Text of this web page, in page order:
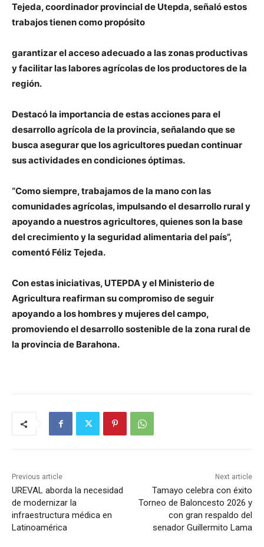
Tejeda, coordinador provincial de Utepda, señaló estos
trabajos tienen como propósito
garantizar el acceso adecuado a las zonas productivas
y facilitar las labores agrícolas de los productores de la
región.
Destacó la importancia de estas acciones para el
desarrollo agrícola de la provincia, señalando que se
busca asegurar que los agricultores puedan continuar
sus actividades en condiciones óptimas.
“Como siempre, trabajamos de la mano con las
comunidades agrícolas, impulsando el desarrollo rural y
apoyando a nuestros agricultores, quienes son la base
del crecimiento y la seguridad alimentaria del país”,
comentó Féliz Tejeda.
Con estas iniciativas, UTEPDA y el Ministerio de
Agricultura reafirman su compromiso de seguir
apoyando a los hombres y mujeres del campo,
promoviendo el desarrollo sostenible de la zona rural de
la provincia de Barahona.
Previous article
UREVAL aborda la necesidad
de modernizar la
infraestructura médica en
Latinoamérica
Next article
Tamayo celebra con éxito
Torneo de Baloncesto 2026 y
con gran respaldo del
senador Guillermito Lama